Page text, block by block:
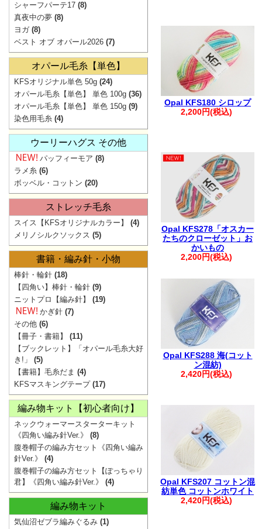
ご注文
。.。:+* ゜
弊社からの
迷惑
ご注文・お問
。.。:+* ゜ ゜
【ご注文に関
・ご登録の際
さい。
・ご注文後は
確認ください。
※購入履歴に
ざいますので
・ご入金後の
・商品の取り
・着日指定は
※1週間を超え
ます。
・複数回に分
文につきまし
います。
Opal KFS180 シロップ
2,200円(税込)
Opal KFS278「オスカー
たちのクローゼット」お
かいもの
2,200円(税込)
Opal KFS288 海(コット
ン混紡)
2,420円(税込)
Opal KFS207 コットン混
紡単色 コットンホワイト
2,420円(税込)
シャーフパーテ17 (8)
真夜中の夢 (8)
ヨガ(8)
ベスト オブ オパール2026 (7)
オパール毛糸【単色】
KFSオリジナル単色 50g (24)
オパール毛糸【単色】 単色 100g (36)
オパール毛糸【単色】 単色 150g (9)
染色用毛糸 (4)
ウーリーハグス その他
パッフィーモア (8)
ラメ糸 (6)
ボッベル・コットン (20)
ストレッチ毛糸
スイス【KFSオリジナルカラー】
(4)
メリノシルクソックス (5)
書籍・編み針・小物
棒針・輪針 (18)
【四角い】棒針・輪針 (9)
ニットプロ【編み針】
(19)
かぎ針 (7)
その他 (6)
【冊子・書籍】
(11)
【ブックレット】「オパール毛糸大好
き!」
(5)
【書籍】毛糸だま (4)
KFSマスキングテープ(17)
編み物キット【初心者向け】
ネックウォーマースターターキット
《四角い編み針Ver.》
(8)
腹巻帽子の編み方セット《四角い編み
針Ver.》
(4)
腹巻帽子の編み方セット【ぽっちゃり
君】《四角い編み針Ver.》
(4)
編み物キット
気仙沼ゼブラ編みぐるみ (1)